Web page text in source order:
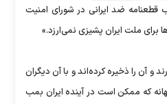
ضد ايرانی در شورای امنيت
برای ملت ايران پشيزی نمی‌ارزد.»
آن را ذخيره كرده‌اند و با آن ديگران
كه ممكن است در آينده ايران بمب